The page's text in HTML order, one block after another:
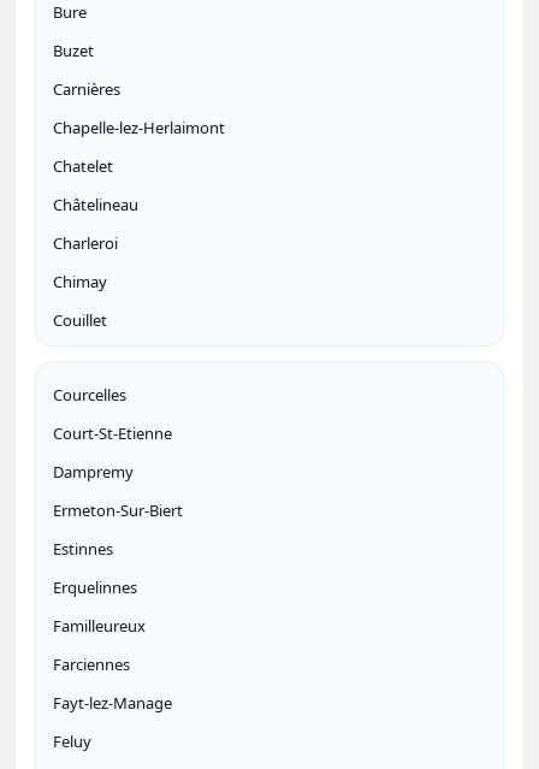
Bure
Buzet
Carnières
Chapelle-lez-Herlaimont
Chatelet
Châtelineau
Charleroi
Chimay
Couillet
Courcelles
Court-St-Etienne
Dampremy
Ermeton-Sur-Biert
Estinnes
Erquelinnes
Familleureux
Farciennes
Fayt-lez-Manage
Feluy